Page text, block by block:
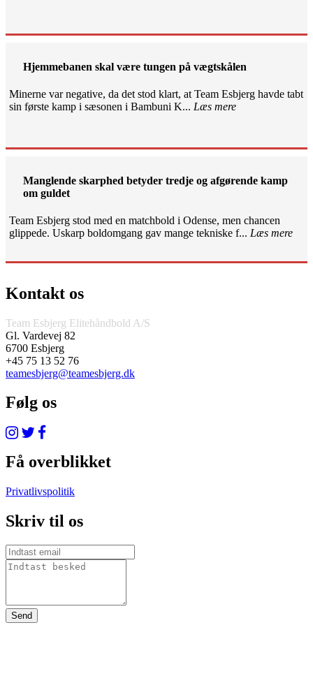
Hjemmebanen skal være tungen på vægtskålen
Minerne var negative, da det stod klart, at Team Esbjerg havde tabt
sin første kamp i sæsonen i Bambuni K... Læs mere
Manglende skarphed betyder tredje og afgørende kamp
om guldet
Team Esbjerg stod med en matchbold i Odense, men chancen
glippede. Uskarp boldomgang gav mange tekniske f... Læs mere
Kontakt os
Team Esbjerg Elitehåndbold A/S
Gl. Vardevej 82
6700 Esbjerg
+45 75 13 52 76
teamesbjerg@teamesbjerg.dk
Følg os
Få overblikket
Privatlivspolitik
Skriv til os